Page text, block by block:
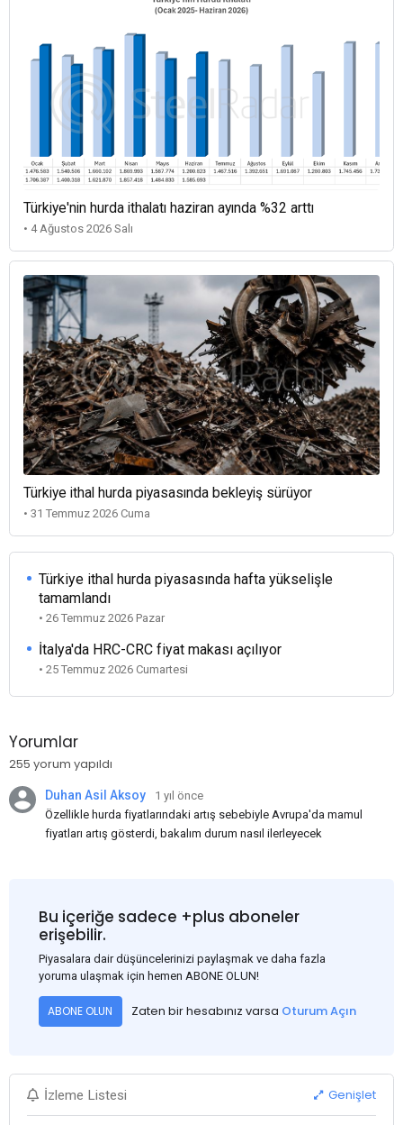
Türkiye'nin hurda ithalatı haziran ayında %32 arttı
• 4 Ağustos 2026 Salı
Türkiye ithal hurda piyasasında bekleyiş sürüyor
• 31 Temmuz 2026 Cuma
Türkiye ithal hurda piyasasında hafta yükselişle
tamamlandı
• 26 Temmuz 2026 Pazar
İtalya'da HRC-CRC fiyat makası açılıyor
• 25 Temmuz 2026 Cumartesi
Yorumlar
255 yorum yapıldı
Duhan Asil Aksoy
1 yıl önce
Özellikle hurda fiyatlarındaki artış sebebiyle Avrupa'da mamul
fiyatları artış gösterdi, bakalım durum nasıl ilerleyecek
Bu içeriğe sadece +plus aboneler
erişebilir.
Piyasalara dair düşüncelerinizi paylaşmak ve daha fazla
yoruma ulaşmak için hemen ABONE OLUN!
ABONE OLUN Zaten bir hesabınız varsa Oturum Açın
İzleme Listesi Genişlet